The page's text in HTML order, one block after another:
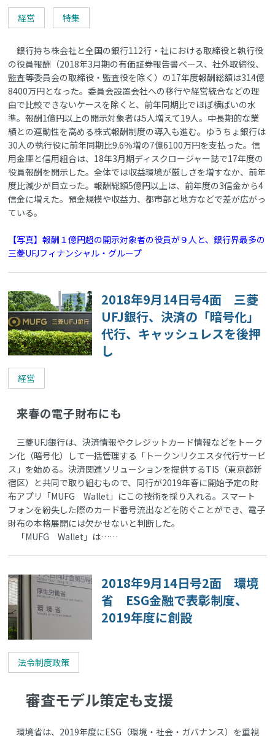
経営 特集
銀行持ち株会社と全国の銀行112行・社における取締役と執行役
の役員報酬（2018年3月期の有価証券報告書ベース、社外取締役、
監査等委員会の取締役・監査役を除く）の17年度報酬総額は314億
8400万円となった。委員会設置会社への移行や経営統合などの理
由で比較できないケースを除くと、前年同期比でほぼ横ばいの水
準。報酬1億円以上の開示対象者は5人増えて19人。中長期的な業
績との連動性を高める株式報酬制度の導入も進む。ゆうちょ銀行は
30人の執行役に前年同期比9.6％増の7億6100万円を支払った。信
用金庫と信用組合は、18年3月期ディスクロージャー誌で17年度の
役員報酬を開示した。全体では収益環境が厳しさを増すなか、前年
度比減少が目立った。報酬総額5億円以上は、前年度の3信金から4
信金に増えた。預金規模や収益力、都市部と地方などで差が広がっ
ている。
【写真】報酬１億円超の開示対象者の役員が９人と、銀行界最多の
三菱UFJフィナンシャル・グループ
2018年9月14日号4面 三菱
UFJ銀行、決済の「暗号化」
代行、キャッシュレスを後押
し
経営
来春の電子財布にも
三菱UFJ銀行は、決済情報やクレジットカード情報などをトーク
ン化（暗号化）して一括管理する「トークンリクエスタ代行サービ
ス」を始める。決済関連ソリューションを提供するTIS（東京都新
宿区）と共同で取り組むもので、同行が2019年春に開始予定の財
布アプリ「MUFG Wallet」にこの技術を採り入れる。スマート
フォンを紛失した際のカード番号流出などを防ぐことができ、電子
財布の本格展開には欠かせないと判断した。
「MUFG Wallet」は……
2018年9月14日号2面 環境
省 ESG金融で表彰制度、
2019年度に創設
法令制度政策
審査モデル策定も支援
環境省は、2019年度にESG（環境・社会・ガバナンス）を重視